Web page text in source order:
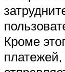
Кроме